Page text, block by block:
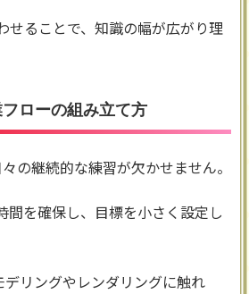
せることで、知識の幅が広がり理
ローの組み立て方
の継続的な練習が欠かせません。
間を確保し、目標を小さく設定し
リングやレンダリングに触れ